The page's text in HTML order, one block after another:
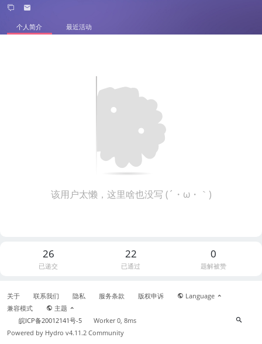
个人简介 最近活动
该用户太懒，这里啥也没写 (´・ω・｀)
26
已递交
22
已通过
0
题解被赞
关于 联系我们 隐私 服务条款 版权申诉
Language
兼容模式
主题
皖ICP备20012141号-5
Worker 0, 8ms
Powered by Hydro v4.11.2 Community